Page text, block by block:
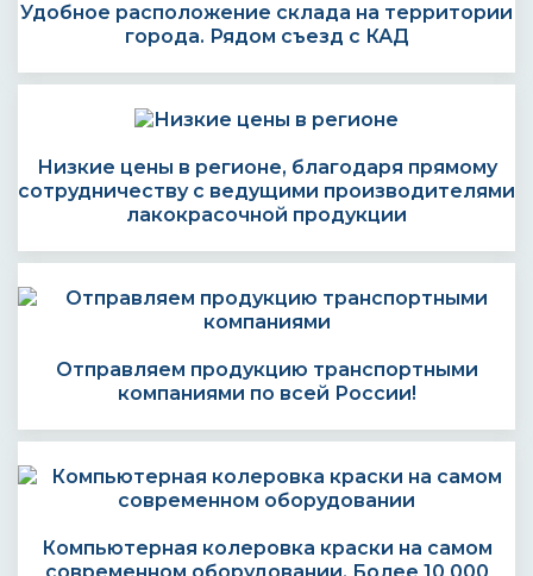
Удобное расположение склада на территории
города. Рядом съезд с КАД
Низкие цены в регионе, благодаря прямому
сотрудничеству с ведущими производителями
лакокрасочной продукции
Отправляем продукцию транспортными
компаниями по всей России!
Компьютерная колеровка краски на самом